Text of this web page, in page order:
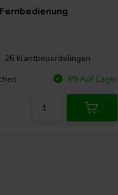
26 klantbeoordelingen
89 Auf Lager